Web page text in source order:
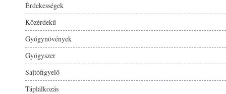
Érdekességek
Közérdekű
Gyógynövények
Gyógyszer
Sajtófigyelő
Táplálkozás